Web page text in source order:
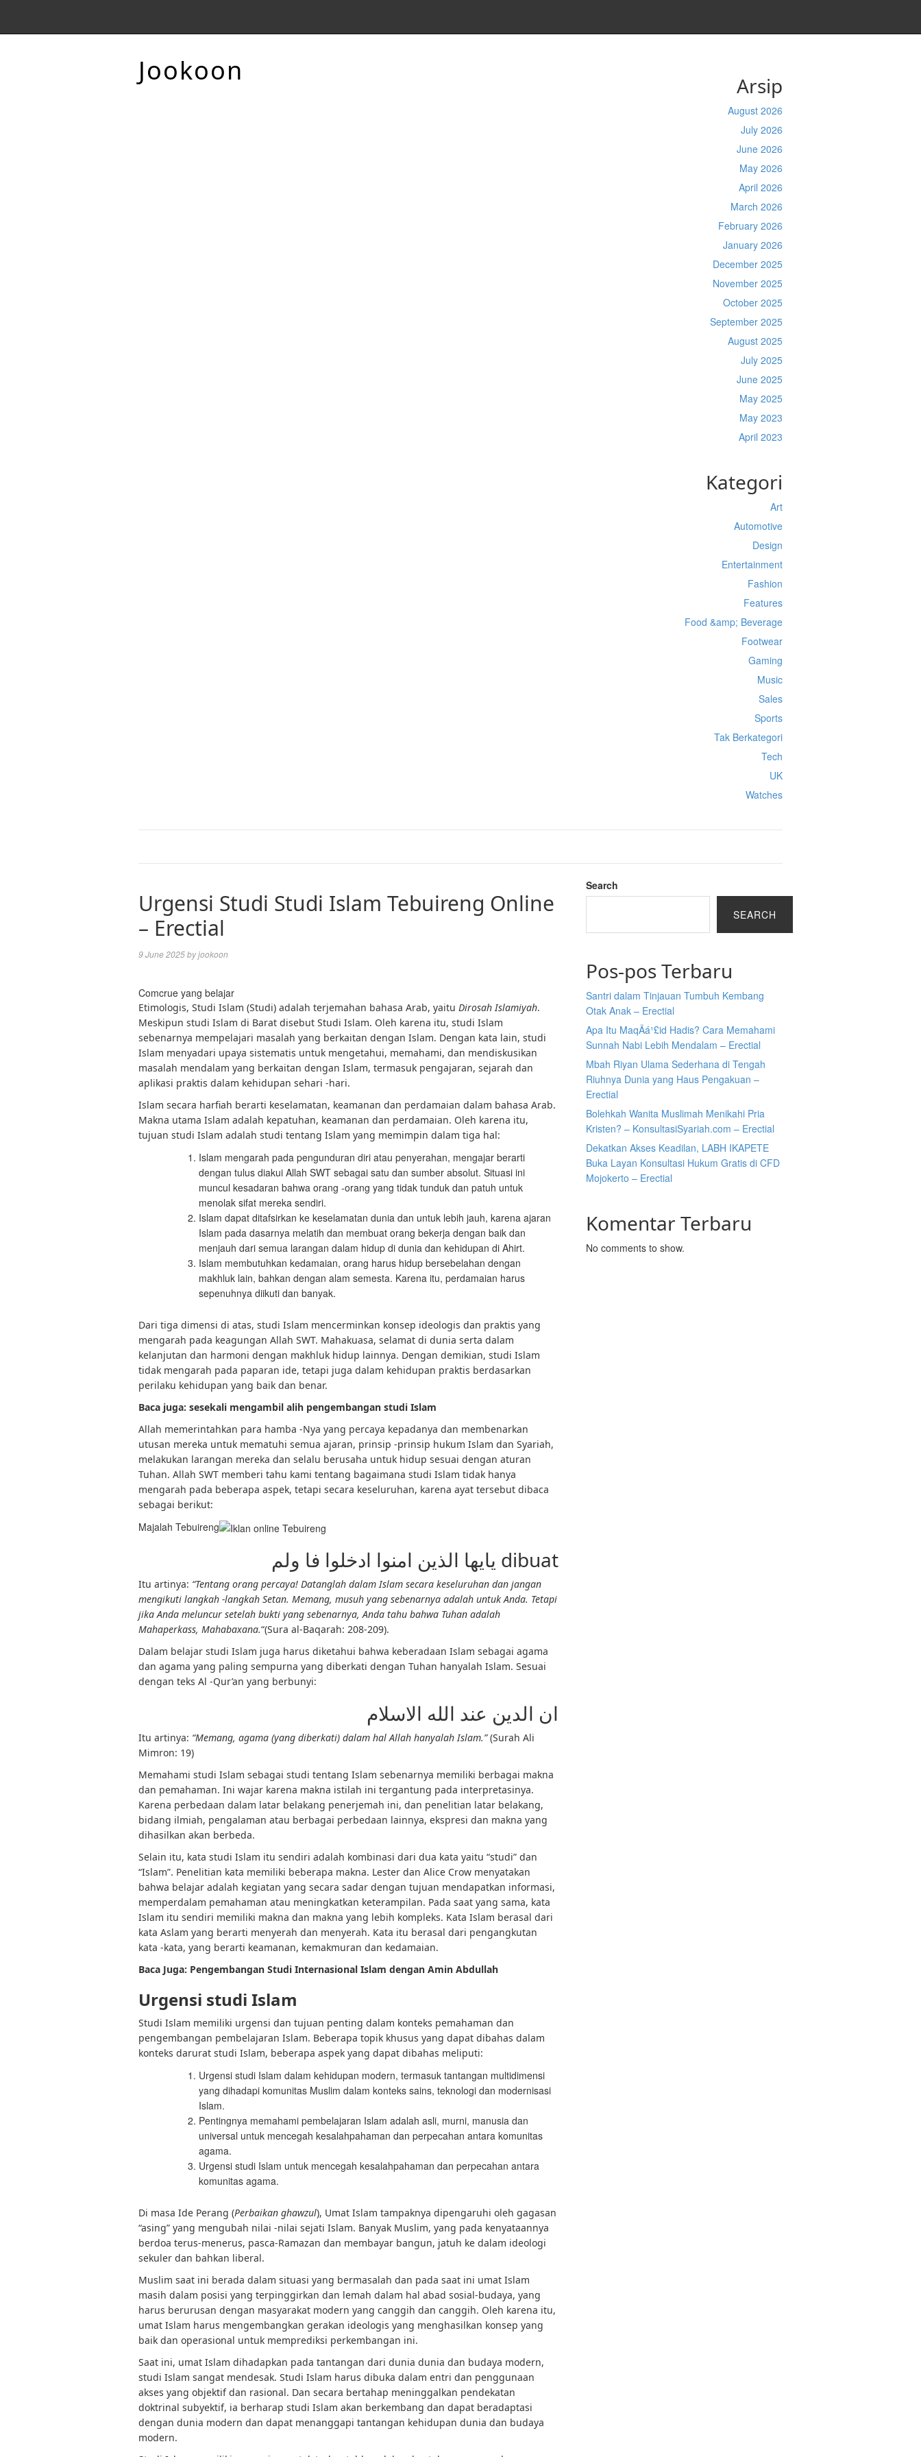
Jookoon Arsip
August 2026
July 2026
June 2026
May 2026
April 2026
March 2026
February 2026
January 2026
December 2025
November 2025
October 2025
September 2025
August 2025
July 2025
June 2025
May 2025
May 2023
April 2023
Kategori
Art
Automotive
Design
Entertainment
Fashion
Features
Food &amp; Beverage
Footwear
Gaming
Music
Sales
Sports
Tak Berkategori
Tech
UK
Watches
Urgensi Studi Studi Islam Tebuireng Online
– Erectial
9 June 2025byjookoon
Comcrue yang belajar
Etimologis, Studi Islam (Studi) adalah terjemahan bahasa Arab, yaitu Dirosah Islamiyah.
Meskipun studi Islam di Barat disebut Studi Islam. Oleh karena itu, studi Islam
sebenarnya mempelajari masalah yang berkaitan dengan Islam. Dengan kata lain, studi
Islam menyadari upaya sistematis untuk mengetahui, memahami, dan mendiskusikan
masalah mendalam yang berkaitan dengan Islam, termasuk pengajaran, sejarah dan
aplikasi praktis dalam kehidupan sehari -hari.
Islam secara harfiah berarti keselamatan, keamanan dan perdamaian dalam bahasa Arab.
Makna utama Islam adalah kepatuhan, keamanan dan perdamaian. Oleh karena itu,
tujuan studi Islam adalah studi tentang Islam yang memimpin dalam tiga hal:
Islam mengarah pada pengunduran diri atau penyerahan, mengajar berarti
dengan tulus diakui Allah SWT sebagai satu dan sumber absolut. Situasi ini
muncul kesadaran bahwa orang -orang yang tidak tunduk dan patuh untuk
menolak sifat mereka sendiri.
Islam dapat ditafsirkan ke keselamatan dunia dan untuk lebih jauh, karena ajaran
Islam pada dasarnya melatih dan membuat orang bekerja dengan baik dan
menjauh dari semua larangan dalam hidup di dunia dan kehidupan di Ahirt.
Islam membutuhkan kedamaian, orang harus hidup bersebelahan dengan
makhluk lain, bahkan dengan alam semesta. Karena itu, perdamaian harus
sepenuhnya diikuti dan banyak.
Dari tiga dimensi di atas, studi Islam mencerminkan konsep ideologis dan praktis yang
mengarah pada keagungan Allah SWT. Mahakuasa, selamat di dunia serta dalam
kelanjutan dan harmoni dengan makhluk hidup lainnya. Dengan demikian, studi Islam
tidak mengarah pada paparan ide, tetapi juga dalam kehidupan praktis berdasarkan
perilaku kehidupan yang baik dan benar.
Baca juga: sesekali mengambil alih pengembangan studi Islam
Allah memerintahkan para hamba -Nya yang percaya kepadanya dan membenarkan
utusan mereka untuk mematuhi semua ajaran, prinsip -prinsip hukum Islam dan Syariah,
melakukan larangan mereka dan selalu berusaha untuk hidup sesuai dengan aturan
Tuhan. Allah SWT memberi tahu kami tentang bagaimana studi Islam tidak hanya
mengarah pada beberapa aspek, tetapi secara keseluruhan, karena ayat tersebut dibaca
sebagai berikut:
Majalah Tebuireng
يايها الذين امنوا ادخلوا فا ولم dibuat
Itu artinya: “Tentang orang percaya! Datanglah dalam Islam secara keseluruhan dan jangan
mengikuti langkah -langkah Setan. Memang, musuh yang sebenarnya adalah untuk Anda. Tetapi
jika Anda meluncur setelah bukti yang sebenarnya, Anda tahu bahwa Tuhan adalah
Mahaperkass, Mahabaxana.“(Sura al-Baqarah: 208-209).
Dalam belajar studi Islam juga harus diketahui bahwa keberadaan Islam sebagai agama
dan agama yang paling sempurna yang diberkati dengan Tuhan hanyalah Islam. Sesuai
dengan teks Al -Qur’an yang berbunyi:
ان الدين عند الله الاسلام
Itu artinya: “Memang, agama (yang diberkati) dalam hal Allah hanyalah Islam.”(Surah Ali
Mimron: 19)
Memahami studi Islam sebagai studi tentang Islam sebenarnya memiliki berbagai makna
dan pemahaman. Ini wajar karena makna istilah ini tergantung pada interpretasinya.
Karena perbedaan dalam latar belakang penerjemah ini, dan penelitian latar belakang,
bidang ilmiah, pengalaman atau berbagai perbedaan lainnya, ekspresi dan makna yang
dihasilkan akan berbeda.
Selain itu, kata studi Islam itu sendiri adalah kombinasi dari dua kata yaitu “studi” dan
“Islam”. Penelitian kata memiliki beberapa makna. Lester dan Alice Crow menyatakan
bahwa belajar adalah kegiatan yang secara sadar dengan tujuan mendapatkan informasi,
memperdalam pemahaman atau meningkatkan keterampilan. Pada saat yang sama, kata
Islam itu sendiri memiliki makna dan makna yang lebih kompleks. Kata Islam berasal dari
kata Aslam yang berarti menyerah dan menyerah. Kata itu berasal dari pengangkutan
kata -kata, yang berarti keamanan, kemakmuran dan kedamaian.
Baca Juga: Pengembangan Studi Internasional Islam dengan Amin Abdullah
Urgensi studi Islam
Studi Islam memiliki urgensi dan tujuan penting dalam konteks pemahaman dan
pengembangan pembelajaran Islam. Beberapa topik khusus yang dapat dibahas dalam
konteks darurat studi Islam, beberapa aspek yang dapat dibahas meliputi:
Urgensi studi Islam dalam kehidupan modern, termasuk tantangan multidimensi
yang dihadapi komunitas Muslim dalam konteks sains, teknologi dan modernisasi
Islam.
Pentingnya memahami pembelajaran Islam adalah asli, murni, manusia dan
universal untuk mencegah kesalahpahaman dan perpecahan antara komunitas
agama.
Urgensi studi Islam untuk mencegah kesalahpahaman dan perpecahan antara
komunitas agama.
Di masa Ide Perang (Perbaikan ghawzul), Umat Islam tampaknya dipengaruhi oleh gagasan
“asing” yang mengubah nilai -nilai sejati Islam. Banyak Muslim, yang pada kenyataannya
berdoa terus-menerus, pasca-Ramazan dan membayar bangun, jatuh ke dalam ideologi
sekuler dan bahkan liberal.
Muslim saat ini berada dalam situasi yang bermasalah dan pada saat ini umat Islam
masih dalam posisi yang terpinggirkan dan lemah dalam hal abad sosial-budaya, yang
harus berurusan dengan masyarakat modern yang canggih dan canggih. Oleh karena itu,
umat Islam harus mengembangkan gerakan ideologis yang menghasilkan konsep yang
baik dan operasional untuk memprediksi perkembangan ini.
Saat ini, umat Islam dihadapkan pada tantangan dari dunia dunia dan budaya modern,
studi Islam sangat mendesak. Studi Islam harus dibuka dalam entri dan penggunaan
akses yang objektif dan rasional. Dan secara bertahap meninggalkan pendekatan
doktrinal subyektif, ia berharap studi Islam akan berkembang dan dapat beradaptasi
dengan dunia modern dan dapat menanggapi tantangan kehidupan dunia dan budaya
modern.
Search
SEARCH
Pos-pos Terbaru
Santri dalam Tinjauan Tumbuh Kembang
Otak Anak – Erectial
Apa Itu MaqÄá¹£id Hadis? Cara Memahami
Sunnah Nabi Lebih Mendalam – Erectial
Mbah Riyan Ulama Sederhana di Tengah
Riuhnya Dunia yang Haus Pengakuan –
Erectial
Bolehkah Wanita Muslimah Menikahi Pria
Kristen? – KonsultasiSyariah.com – Erectial
Dekatkan Akses Keadilan, LABH IKAPETE
Buka Layan Konsultasi Hukum Gratis di CFD
Mojokerto – Erectial
Komentar Terbaru
No comments to show.